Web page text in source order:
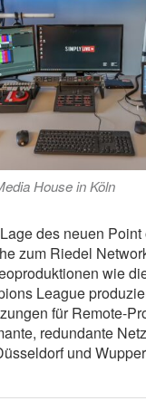
House in Köln
des neuen
zum Riedel
wie
League
für Remote-
redundante
und